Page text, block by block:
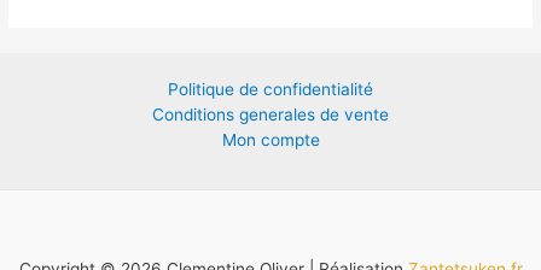
Politique de confidentialité
Conditions generales de vente
Mon compte